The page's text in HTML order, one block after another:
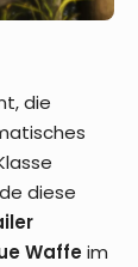
die
diese
Waffeim